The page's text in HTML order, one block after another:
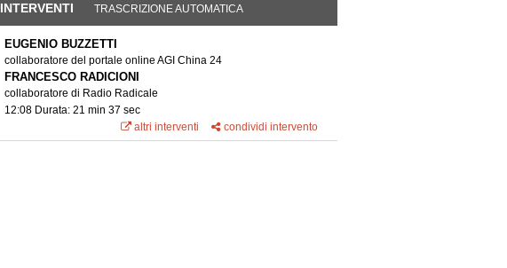
INTERVENTI (SCHEDA ATTIVA)
TRASCRIZIONE AUTOMATICA
EUGENIO BUZZETTI
collaboratore del portale online AGI China 24
FRANCESCO RADICIONI
collaboratore di Radio Radicale
12:08 Durata: 21 min 37 sec
altri interventi
condividi intervento